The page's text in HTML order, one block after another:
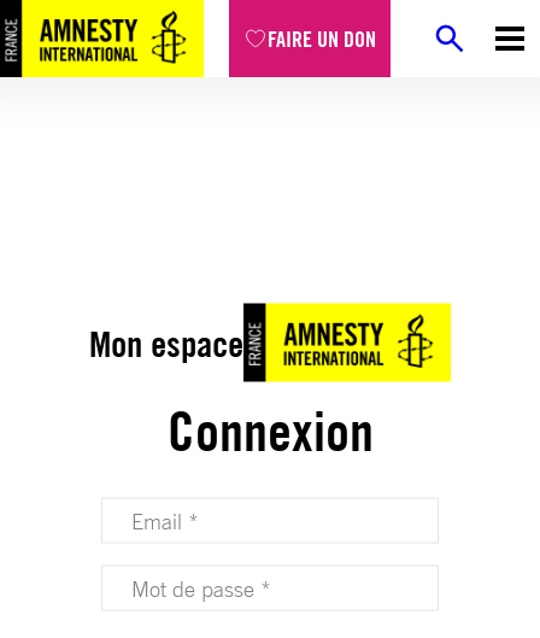
FAIRE UN DON
Mon espace
Connexion
Votre adresse email (obligatoire)
Votre mot de passe (obligatoire)